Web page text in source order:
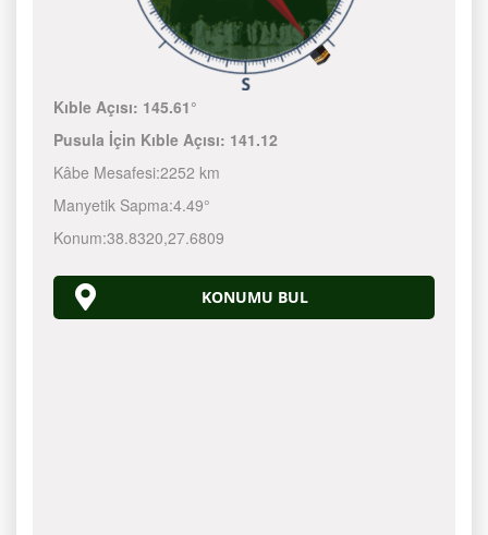
Kıble Açısı: 145.61°
Pusula İçin Kıble Açısı: 141.12
Kâbe Mesafesi:2252 km
Manyetik Sapma:4.49°
Konum:38.8320,27.6809
KONUMU BUL